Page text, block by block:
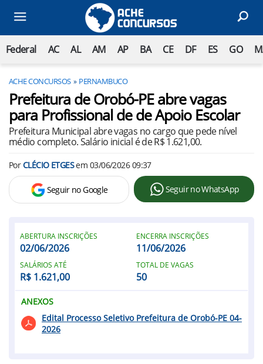
Federal AC AL AM AP BA CE DF ES GO
ACHE CONCURSOS PERNAMBUCO
Prefeitura de Orobó-PE abre vagas
para Profissional de de Apoio Escolar
Prefeitura Municipal abre vagas no cargo que pede nível
médio completo. Salário inicial é de R$ 1.621,00.
PorCLÉCIO ETGESem 03/06/2026 09:37
Seguir no Google Seguir no WhatsApp
ABERTURA INSCRIÇÕES
02/06/2026
ENCERRA INSCRIÇÕES
11/06/2026
SALÁRIOS ATÉ
R$ 1.621,00
TOTAL DE VAGAS
50
ANEXOS
Edital Processo Seletivo Prefeitura de Orobó-PE 04-
2026